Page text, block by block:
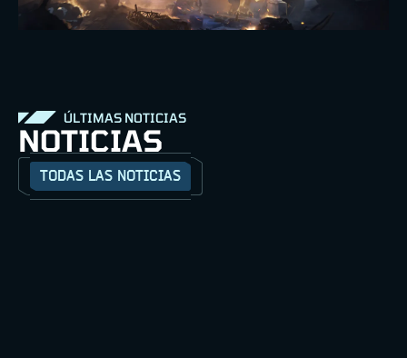
ÚLTIMAS NOTICIAS
NOTICIAS
TODAS LAS NOTICIAS